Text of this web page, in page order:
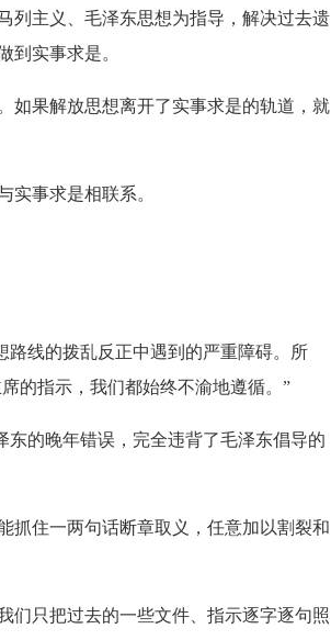
主义、毛泽东思想为指导，解决过去遗
到实事求是。
果解放思想离开了实事求是的轨道，就
事求是相联系。
线的拨乱反正中遇到的严重障碍。所
的指示，我们都始终不渝地遵循。”
的晚年错误，完全违背了毛泽东倡导的
住一两句话断章取义，任意加以割裂和
只把过去的一些文件、指示逐字逐句照